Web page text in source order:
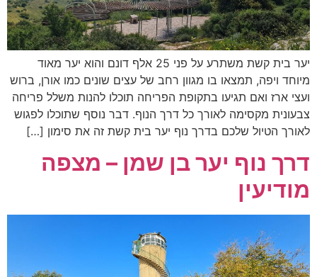
יער בית קשת משתרע על פני 25 אלף דונם והוא יער מאוד
מיוחד ויפה, תמצאו בו מגוון רחב של עצים שונים כמו אורן, ברוש
ועצי ארז ואם תגיעו בתקופת הפריחה תוכלו להנות משלל פריחה
צבעונית מקסימה לאורך כל דרך הנוף. דבר נוסף שתוכלו לפגוש
לאורך הטיול שלכם בדרך נוף יער בית קשת זה את סימון […]
דרך נוף יער בן שמן – מצפה
מודיעין